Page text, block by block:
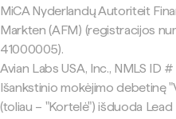
MiCA Nyderlandų Autoriteit
Markten (AFM) (registracijos
41000005).
Avian Labs USA, Inc., NMLS ID
Išankstinio mokėjimo debetinę
(toliau – "Kortelė") išduoda Lead